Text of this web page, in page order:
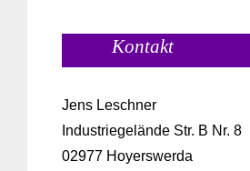
Kontakt
Jens Leschner
Industriegelände Str. B Nr. 8
02977 Hoyerswerda